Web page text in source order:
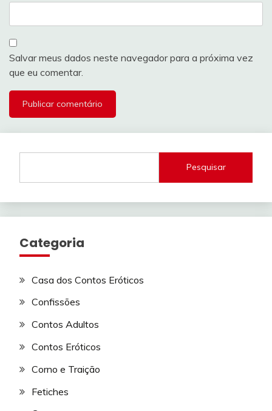
Salvar meus dados neste navegador para a próxima vez
que eu comentar.
Pesquisar
Categoria
Casa dos Contos Eróticos
Confissões
Contos Adultos
Contos Eróticos
Corno e Traição
Fetiches